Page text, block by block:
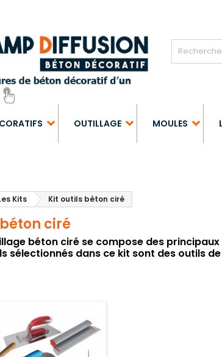
OUTILLAGE MOULES
Kits Kit outils béton ciré
ciré
béton ciré se compose des
sélectionnés dans ce kit sont des outils